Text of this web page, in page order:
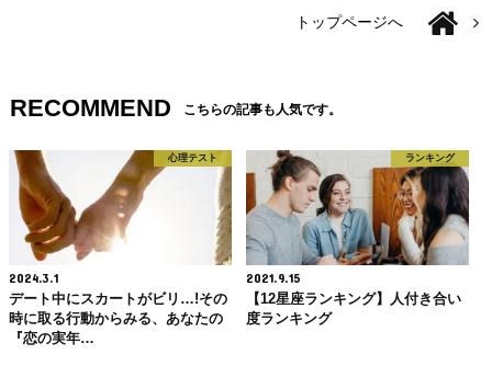
トップページへ
RECOMMEND こちらの記事も人気です。
心理テスト
2024.3.1
デート中にスカートがビリ…!その
時に取る行動からみる、あなたの
『恋の実年…
ランキング
2021.9.15
【12星座ランキング】人付き合い
度ランキング